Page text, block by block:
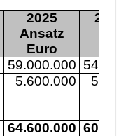
2025
Ansatz
2025
Euro
59.000.000
5.600.000
64.600.000